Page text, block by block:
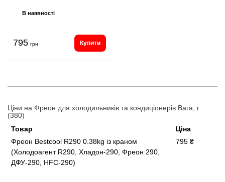
В наявності
795 грн Купити
Ціни на Фреон для холодильників та кондиціонерів Вага, г
(380)
Товар
Ціна
Фреон Bestcool R290 0.38kg із краном
(Холодоагент R290, Хладон-290, Фреон 290,
ДФУ-290, HFC-290)
795 ₴